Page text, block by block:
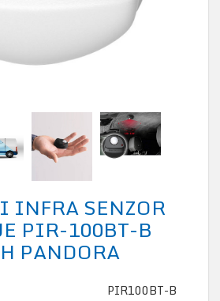
INFRA SENZOR
PIR-100BT-B
PANDORA
PIR100BT-B